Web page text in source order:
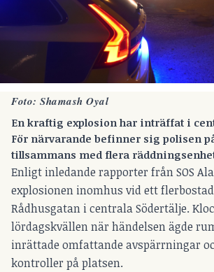
Foto: Shamash Oyal
En kraftig explosion har inträffat i
För närvarande befinner sig polisen
tillsammans med flera
Enligt inledande rapporter från SOS
explosionen inomhus vid ett
Rådhusgatan i centrala Södertälje.
lördagskvällen när händelsen ägde
inrättade omfattande avspärrningar
kontroller på platsen.